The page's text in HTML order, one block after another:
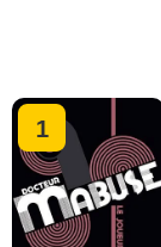
1